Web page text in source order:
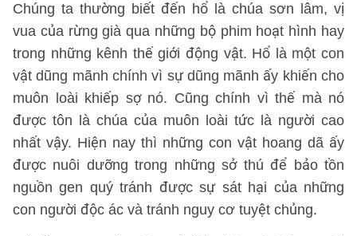
Chúng ta thường biết đến hổ là chúa sơn lâm, vị
vua của rừng già qua những bộ phim hoạt hình hay
trong những kênh thế giới động vật. Hổ là một con
vật dũng mãnh chính vì sự dũng mãnh ấy khiến cho
muôn loài khiếp sợ nó. Cũng chính vì thế mà nó
được tôn là chúa của muôn loài tức là người cao
nhất vậy. Hiện nay thì những con vật hoang dã ấy
được nuôi dưỡng trong những sở thú để bảo tồn
nguồn gen quý tránh được sự sát hại của những
con người độc ác và tránh nguy cơ tuyệt chủng.